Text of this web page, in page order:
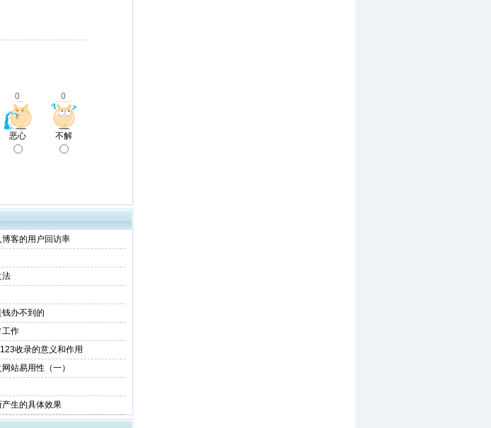
0 0
恶心 不解
客的用户回访率
法
办不到的
工作
收录的意义和作用
站易用性（一）
生的具体效果